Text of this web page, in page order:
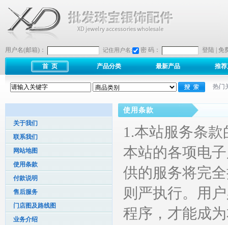
用户名(邮箱)： 记住用户名: 密 码： 登陆 免
首 页 产品分类 最新产品 推
热门
关于我们
联系我们
网站地图
使用条款
付款说明
售后服务
门店图及路线图
业务介绍
使用条款
1.本站服务条
本站的各项电
供的服务将完
则严执行。用
程序，才能成